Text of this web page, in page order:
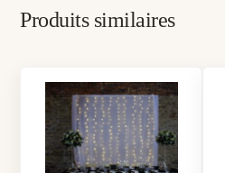
Produits similaires